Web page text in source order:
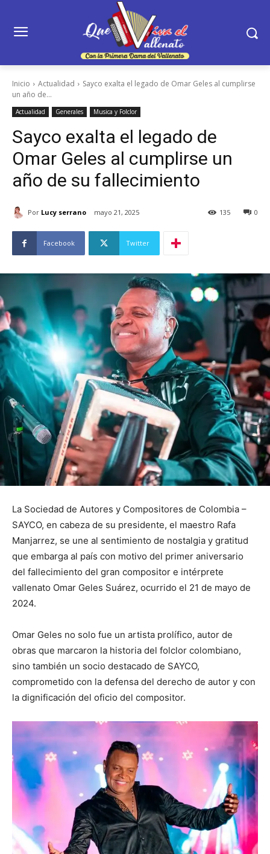
Inicio Actualidad
Sayco exalta el legado de Omar Geles al cumplirse
un año de...
Actualidad Generales Musica y Folclor
Sayco exalta el legado de
Omar Geles al cumplirse un
año de su fallecimiento
Por Lucy serrano mayo 21, 2025 0
135
Facebook Twitter
La Sociedad de Autores y Compositores de Colombia –
SAYCO, en cabeza de su presidente, el maestro Rafa
Manjarrez, se une al sentimiento de nostalgia y gratitud
que embarga al país con motivo del primer aniversario
del fallecimiento del gran compositor e intérprete
vallenato Omar Geles Suárez, ocurrido el 21 de mayo de
2024.
Omar Geles no solo fue un artista prolífico, autor de
obras que marcaron la historia del folclor colombiano,
sino también un socio destacado de SAYCO,
comprometido con la defensa del derecho de autor y con
la dignificación del oficio del compositor.